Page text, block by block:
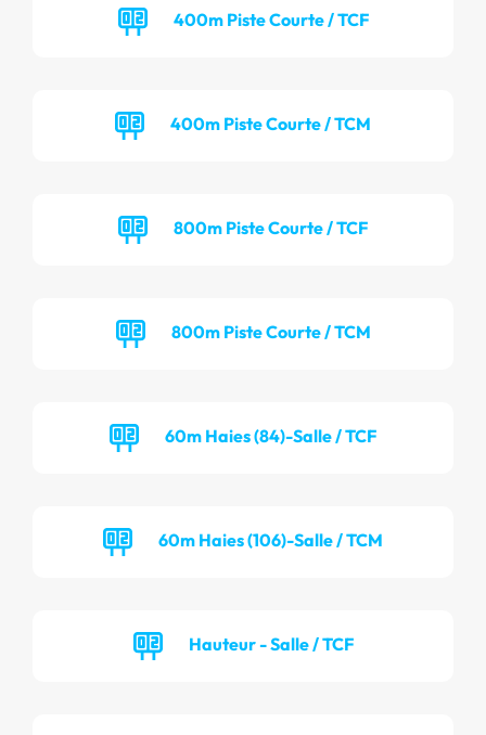
400m Piste Courte / TCF
400m Piste Courte / TCM
800m Piste Courte / TCF
800m Piste Courte / TCM
60m Haies (84)-Salle / TCF
60m Haies (106)-Salle / TCM
Hauteur - Salle / TCF